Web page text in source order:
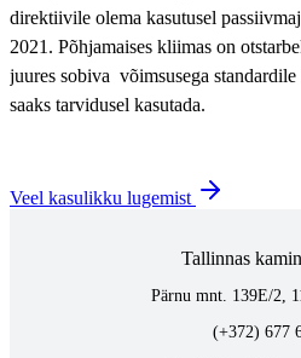
direktiivile olema kasutusel
2021. Põhjamaises kliimas on
juures sobiva võimsusega
saaks tarvidusel kasutada.
Veel kasulikku lugemist
Tallinnas
Pärnu mnt. 139E/2,
(+372) 677